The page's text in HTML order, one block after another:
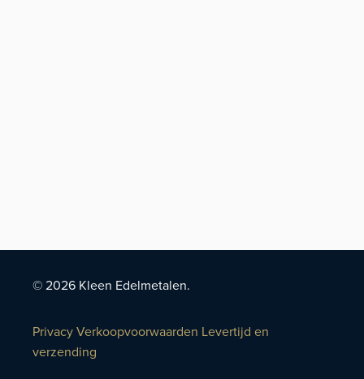
© 2026 Kleen Edelmetalen.
Privacy Verkoopvoorwaarden Levertijd en
verzending